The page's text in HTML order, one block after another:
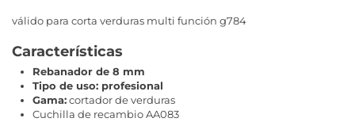
válido para corta verduras multi función g784
Características
Rebanador de 8 mm
Tipo de uso: profesional
Gama:cortador de verduras
Cuchilla de recambio AA083